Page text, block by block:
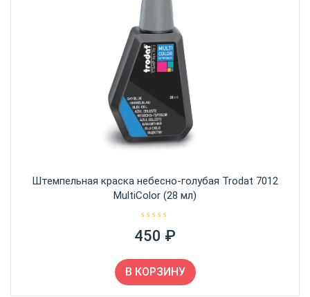
Штемпельная краска небесно-голубая Trodat 7012
MultiColor (28 мл)
ц
е
к
а
0
и
450 ₽
В КОРЗИНУ